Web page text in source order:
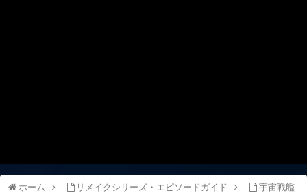
ホーム リメイクシリーズ・エピソードガイド
宇宙戦艦